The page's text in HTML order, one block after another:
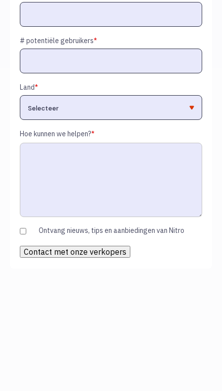
# potentiële gebruikers*
Land*
Hoe kunnen we helpen?*
Ontvang nieuws, tips en aanbiedingen van Nitro